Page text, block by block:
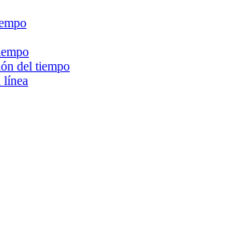
del tiempo
línea